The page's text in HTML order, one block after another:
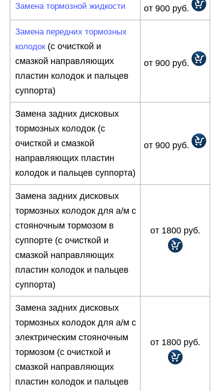
Замена тормозной жидкости от 900 руб.
Замена передних тормозных
колодок(с очисткой и
смазкой направляющих
пластин колодок и пальцев
суппорта)
от 900 руб.
Замена задних дисковых
тормозных колодок (с
очисткой и смазкой
направляющих пластин
колодок и пальцев суппорта)
от 900 руб.
Замена задних дисковых
тормозных колодок для а/м с
стояночным тормозом в
суппорте (с очисткой и
смазкой направляющих
пластин колодок и пальцев
суппорта)
от 1800 руб.
Замена задних дисковых
тормозных колодок для а/м с
электрическим стояночным
тормозом (с очисткой и
смазкой направляющих
пластин колодок и пальцев
от 1800 руб.